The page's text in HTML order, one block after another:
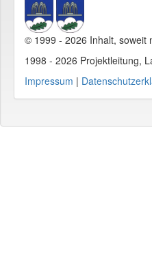
© 1999 - 2026 Inhalt,
1998 - 2026 Projektleitung,
Impressum |